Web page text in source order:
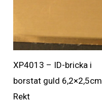
XP4013 – ID-bricka i
borstat guld 6,2×2,5cm
Rekt